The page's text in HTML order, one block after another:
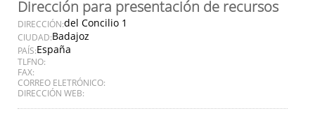
Dirección para presentación de recursos
DIRECCIÓN:del Concilio 1
CIUDAD:Badajoz
PAÍS:España
TLFNO:
FAX:
CORREO ELETRÓNICO:
DIRECCIÓN WEB: